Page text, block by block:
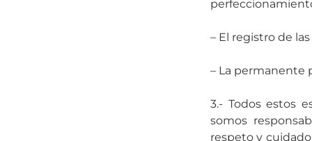
– El registro de
– La permanente
3.- Todos estos
somos
respeto y